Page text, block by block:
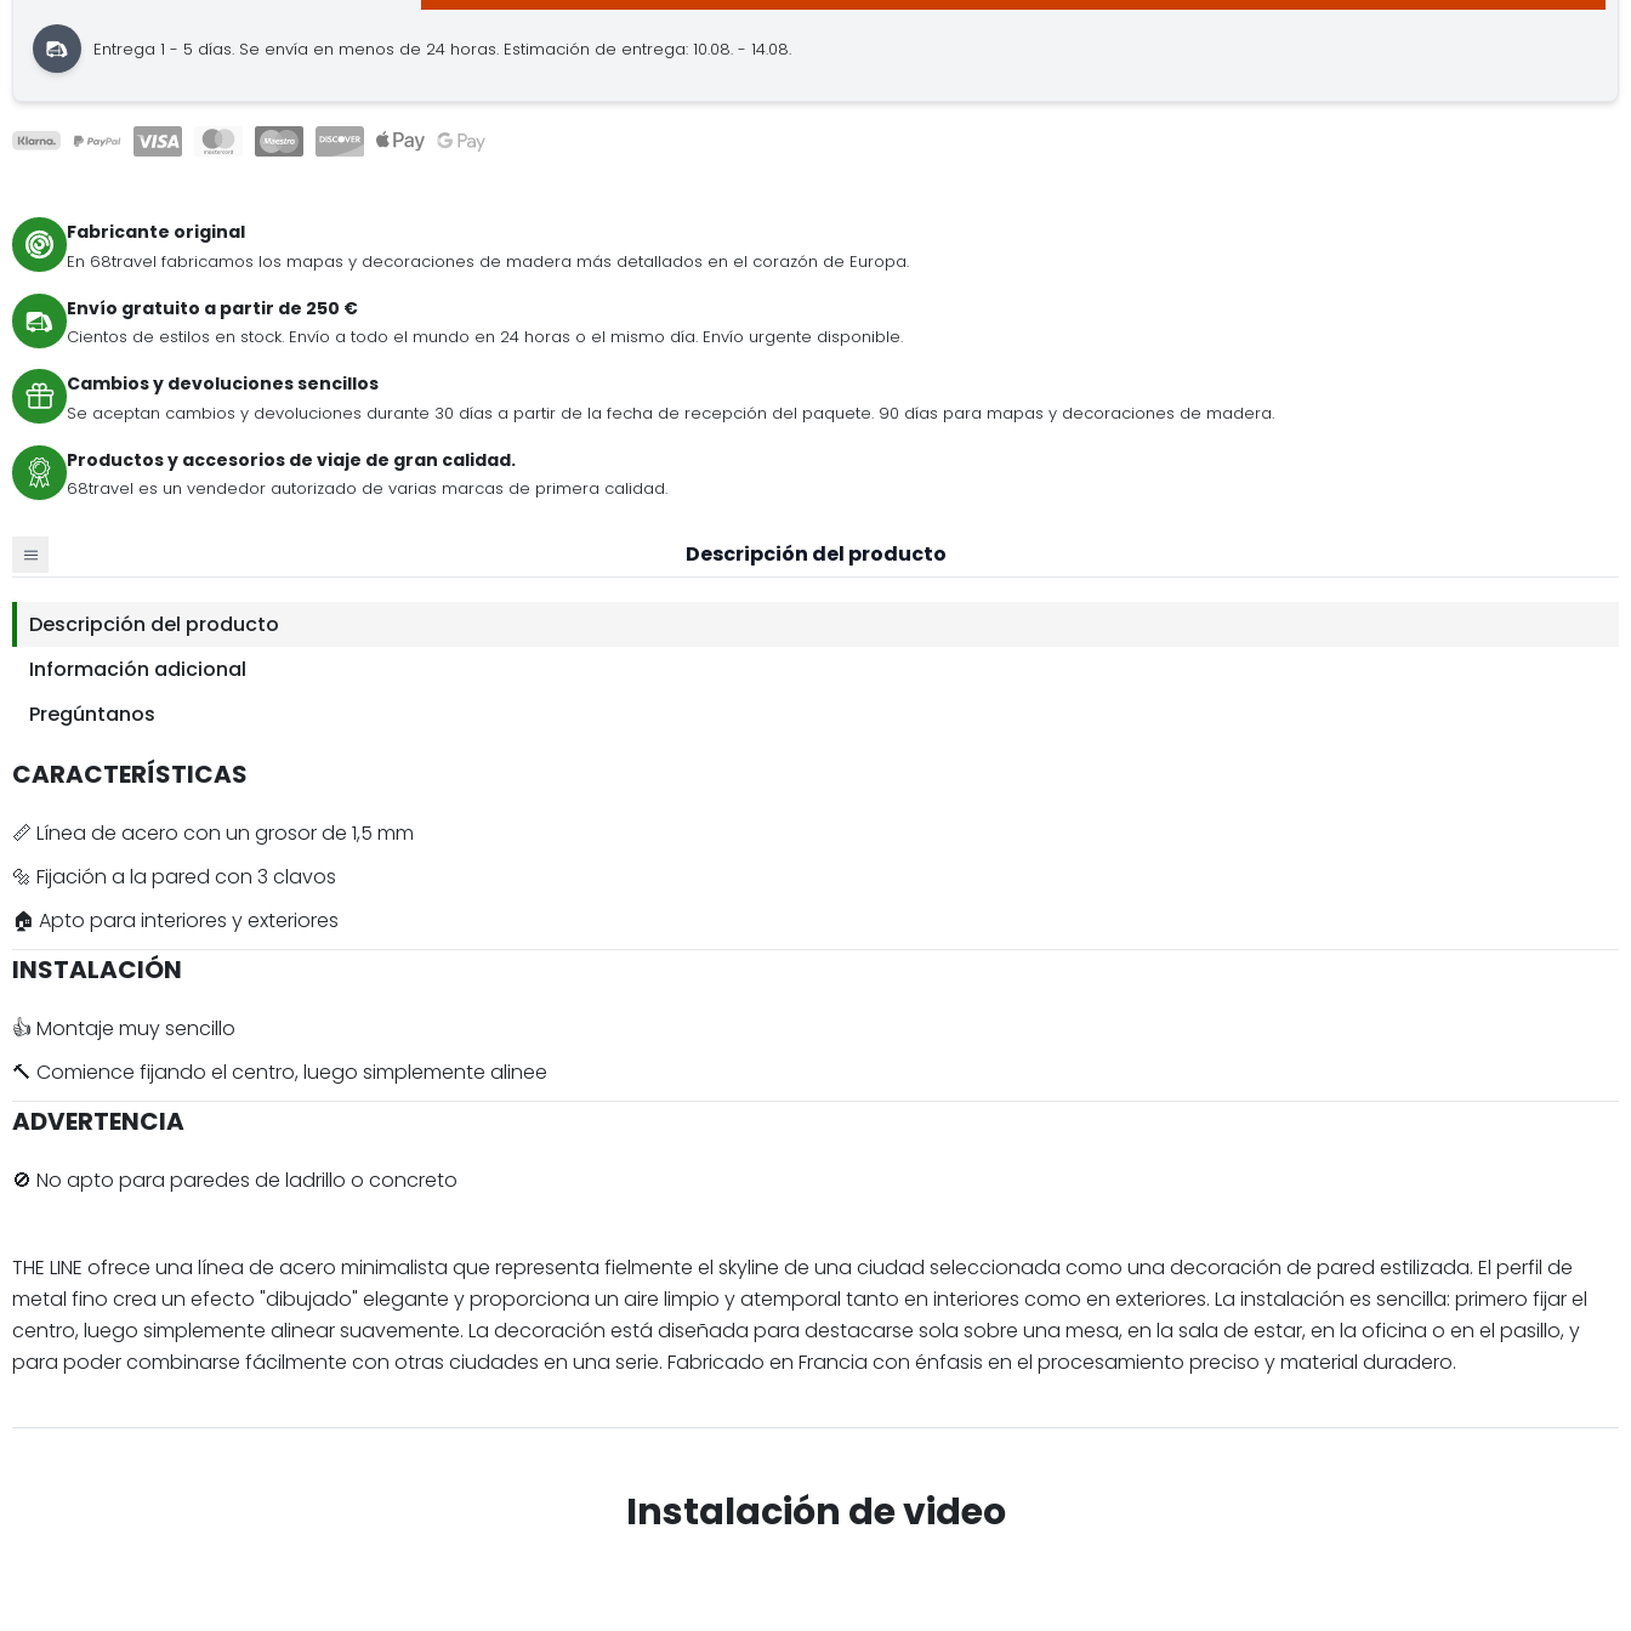
Entrega 1 - 5 días. Se envía en menos de 24 horas. Estimación de entrega: 10.08. - 14.08.
Fabricante original
En 68travel fabricamos los mapas y decoraciones de madera más detallados en el corazón de Europa.
Envío gratuito a partir de 250 €
Cientos de estilos en stock. Envío a todo el mundo en 24 horas o el mismo día. Envío urgente disponible.
Cambios y devoluciones sencillos
Se aceptan cambios y devoluciones durante 30 días a partir de la fecha de recepción del paquete. 90 días para mapas y decoraciones de madera.
Productos y accesorios de viaje de gran calidad.
68travel es un vendedor autorizado de varias marcas de primera calidad.
Descripción del producto
Descripción del producto
Información adicional
Pregúntanos
CARACTERÍSTICAS
📏 Línea de acero con un grosor de 1,5 mm
🔩 Fijación a la pared con 3 clavos
🏠 Apto para interiores y exteriores
INSTALACIÓN
👍 Montaje muy sencillo
🔨 Comience fijando el centro, luego simplemente alinee
ADVERTENCIA
🚫 No apto para paredes de ladrillo o concreto
THE LINE ofrece una línea de acero minimalista que representa fielmente el skyline de una ciudad seleccionada como una decoración de pared estilizada. El perfil de
metal fino crea un efecto "dibujado" elegante y proporciona un aire limpio y atemporal tanto en interiores como en exteriores. La instalación es sencilla: primero fijar el
centro, luego simplemente alinear suavemente. La decoración está diseñada para destacarse sola sobre una mesa, en la sala de estar, en la oficina o en el pasillo, y
para poder combinarse fácilmente con otras ciudades en una serie. Fabricado en Francia con énfasis en el procesamiento preciso y material duradero.
Instalación de video